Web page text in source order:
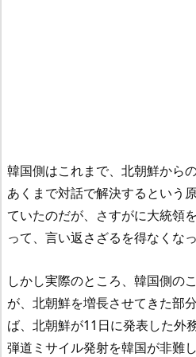
韓国側はこれまで、北朝鮮から
あくまで対話で解決するという
ていたのだが、さすがに大統領
って、言い返さざるを得なくな
しかし実際のところ、韓国側の
が、北朝鮮を増長させてきた部
ば、北朝鮮が11日に発表した外
弾道ミサイル発射を韓国が非難